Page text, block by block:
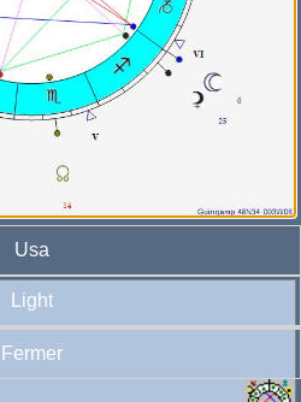
Usa
Light
Fermer